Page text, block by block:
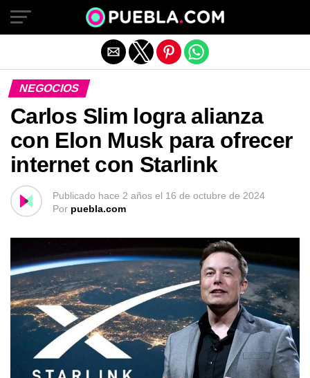
NEGOCIOS
Carlos Slim logra alianza
con Elon Musk para ofrecer
internet con Starlink
Publicado hace 2 años el 16 de octubre de 2024
Por puebla.com
Salir de la versión móvil